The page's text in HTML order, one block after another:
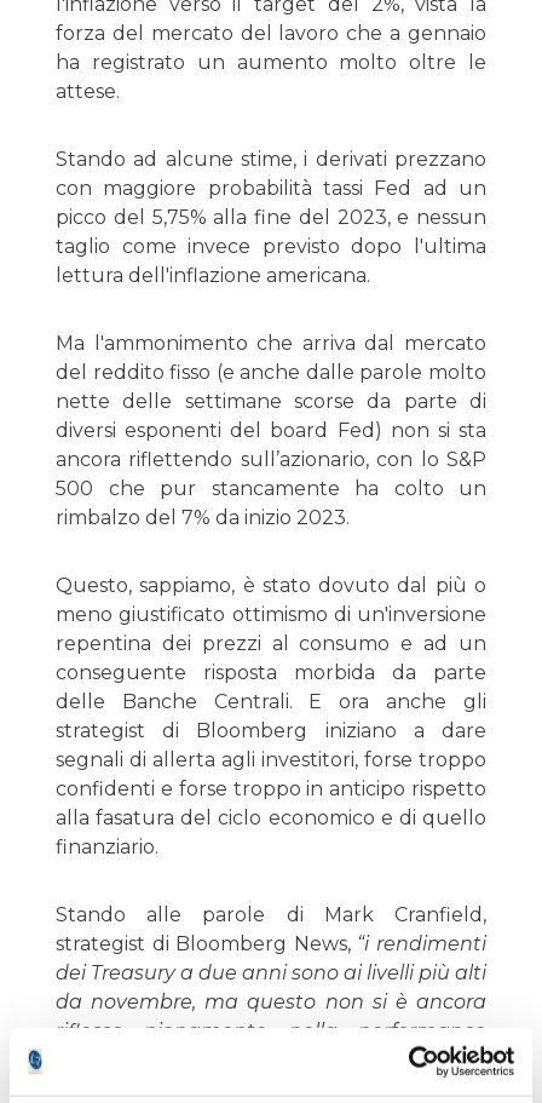
forza del mercato del lavoro che a gennaio
ha registrato un aumento molto oltre le
attese.
Stando ad alcune stime, i derivati prezzano
con maggiore probabilità tassi Fed ad un
picco del 5,75% alla fine del 2023, e nessun
taglio come invece previsto dopo l'ultima
lettura dell'inflazione americana.
Ma l'ammonimento che arriva dal mercato
del reddito fisso (e anche dalle parole molto
nette delle settimane scorse da parte di
diversi esponenti del board Fed) non si sta
ancora riflettendo sull’azionario, con lo S&P
500 che pur stancamente ha colto un
rimbalzo del 7% da inizio 2023.
Questo, sappiamo, è stato dovuto dal più o
meno giustificato ottimismo di un'inversione
repentina dei prezzi al consumo e ad un
conseguente risposta morbida da parte
delle Banche Centrali. E ora anche gli
strategist di Bloomberg iniziano a dare
segnali di allerta agli investitori, forse troppo
confidenti e forse troppo in anticipo rispetto
alla fasatura del ciclo economico e di quello
finanziario.
Stando alle parole di Mark Cranfield,
strategist di Bloomberg News, “i rendimenti
dei Treasury a due anni sono ai livelli più alti
da novembre, ma questo non si è ancora
riflesso pienamente nella performance
dell'indice S&P 500. Il dato è un